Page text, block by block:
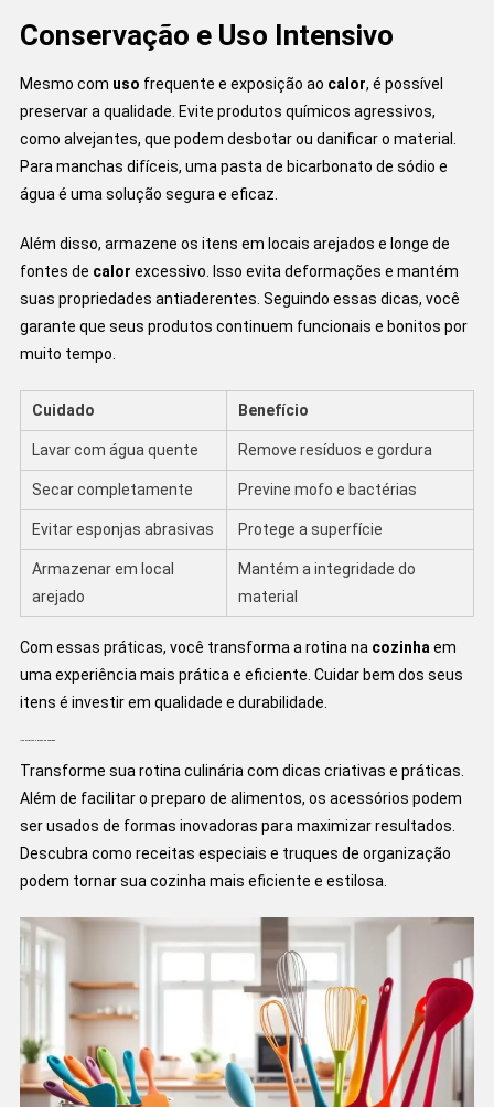
Conservação e Uso Intensivo
Mesmo com uso frequente e exposição ao calor, é possível
preservar a qualidade. Evite produtos químicos agressivos,
como alvejantes, que podem desbotar ou danificar o material.
Para manchas difíceis, uma pasta de bicarbonato de sódio e
água é uma solução segura e eficaz.
Além disso, armazene os itens em locais arejados e longe de
fontes de calor excessivo. Isso evita deformações e mantém
suas propriedades antiaderentes. Seguindo essas dicas, você
garante que seus produtos continuem funcionais e bonitos por
muito tempo.
Cuidado Benefício
Lavar com água quente Remove resíduos e gordura
Secar completamente Previne mofo e bactérias
Evitar esponjas abrasivas Protege a superfície
Armazenar em local
arejado
Mantém a integridade do
material
Com essas práticas, você transforma a rotina na cozinhaem
uma experiência mais prática e eficiente. Cuidar bem dos seus
itens é investir em qualidade e durabilidade.
Uso Criativo e Dicas na Cozinha
Transforme sua rotina culinária com dicas criativas e práticas.
Além de facilitar o preparo de alimentos, os acessórios podem
ser usados de formas inovadoras para maximizar resultados.
Descubra como receitas especiais e truques de organização
podem tornar sua cozinha mais eficiente e estilosa.